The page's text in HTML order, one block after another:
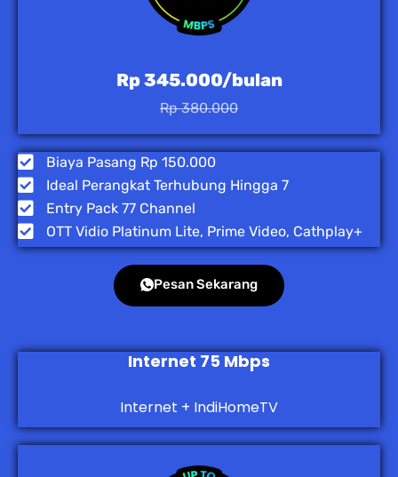
Rp 345.000/bulan
Rp 380.000
Biaya Pasang Rp 150.000
Ideal Perangkat Terhubung Hingga 7
Entry Pack 77 Channel
OTT Vidio Platinum Lite, Prime Video, Cathplay+
Pesan Sekarang
Internet 75 Mbps
Internet + IndiHomeTV